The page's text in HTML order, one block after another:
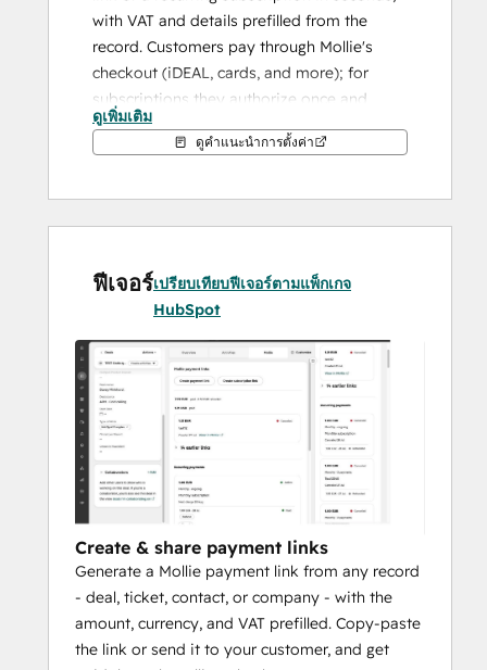
with VAT and details prefilled from the
record. Customers pay through Mollie's
checkout (iDEAL, cards, and more); for
subscriptions they authorize once and
every installment is then collected
automatically.
Payment status, amounts, and refunds land
on the record as properties, native
Subscriptions stamp status, amount,
interval, and next charge onto the deal, and
plus monthly recurring revenue (MRR) onto
the associated contact and company, so
you can report recurring revenue in your
own HubSpot lists and dashboards.
Refund a single payment or a single
subscription installment (full or partial) in
one click, and connect multiple Mollie
profiles to pick the right one per payment.
The app itself is free: you use your own
Mollie account and Mollie's standard
transaction fees, with no extra charge from
us.
ดูเพิ่มเติม
ดูคำแนะนำการตั้งค่า
ฟีเจอร์เปรียบเทียบฟีเจอร์ตามแพ็กเกจ
HubSpot
Create & share payment links
Generate a Mollie payment link from any record
- deal, ticket, contact, or company - with the
amount, currency, and VAT prefilled. Copy-paste
the link or send it to your customer, and get